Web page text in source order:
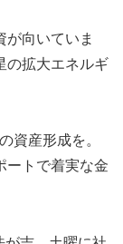
が向いていま
の拡大エネルギ
資産形成を。
ートで着実な金